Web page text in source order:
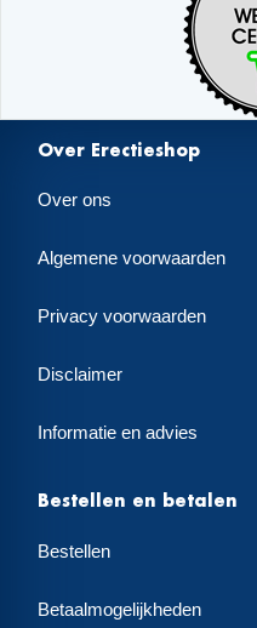
Over Erectieshop
Over ons
Algemene voorwaarden
Privacy voorwaarden
Disclaimer
Informatie en advies
Bestellen en betalen
Bestellen
Betaalmogelijkheden